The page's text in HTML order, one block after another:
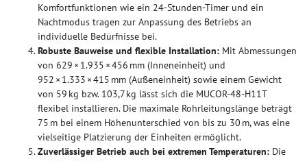
Komfortfunktionen wie ein 24-Stunden-Timer und ein
Nachtmodus tragen zur Anpassung des Betriebs an
individuelle Bedürfnisse bei.
Robuste Bauweise und flexible Installation: Mit Abmessungen
von 629 × 1.935 × 456 mm (Inneneinheit) und
952 × 1.333 × 415 mm (Außeneinheit) sowie einem Gewicht
von 59 kg bzw. 103,7 kg lässt sich die MUCOR-48-H11T
flexibel installieren. Die maximale Rohrleitungslänge beträgt
75 m bei einem Höhenunterschied von bis zu 30 m, was eine
vielseitige Platzierung der Einheiten ermöglicht.
Zuverlässiger Betrieb auch bei extremen Temperaturen: Die